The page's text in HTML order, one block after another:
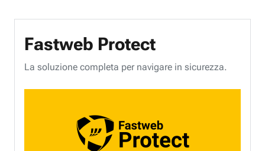
Fastweb Protect
La soluzione completa per navigare in sicurezza.